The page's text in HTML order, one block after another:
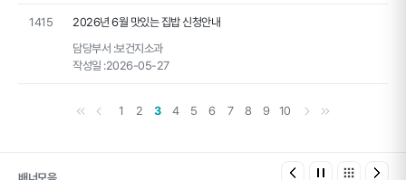
1415
2026년 6월 맛있는 집밥 신청안내
담당부서 :보건지소과
작성일 :2026-05-27
첫 페이지
이전 페이지
1 2 3 4 5 6 7 8 9 10 다음 페이지
마지막 페이지